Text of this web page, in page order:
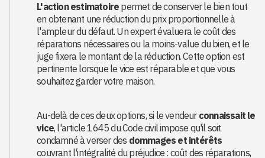
L'action estimatoire permet de conserver le bien tout
en obtenant une réduction du prix proportionnelle à
l'ampleur du défaut. Un expert évaluera le coût des
réparations nécessaires ou la moins-value du bien, et le
juge fixera le montant de la réduction. Cette option est
pertinente lorsque le vice est réparable et que vous
souhaitez garder votre maison.
Au-delà de ces deux options, si le vendeur connaissait le
vice, l'article 1645 du Code civil impose qu'il soit
condamné à verser des dommages et intérêts
couvrant l'intégralité du préjudice : coût des réparations,